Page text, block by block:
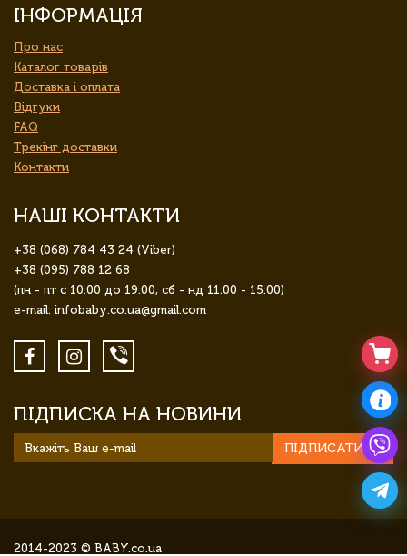
ІНФОРМАЦІЯ
Про нас
Каталог товарів
Доставка і оплата
Відгуки
FAQ
Трекінг доставки
Контакти
НАШІ КОНТАКТИ
+38 (068) 784 43 24 (Viber)
+38 (095) 788 12 68
(пн - пт с 10:00 до 19:00, сб - нд 11:00 - 15:00)
e-mail: infobaby.co.ua@gmail.com
ПІДПИСКА НА НОВИНИ
ПІДПИСАТИСЯ
2014-2023 © BABY.co.ua